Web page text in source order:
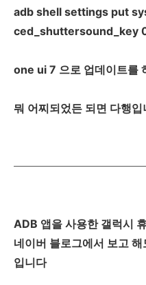
adb shell settings put
ced_shuttersound_key
one ui 7 으로 업데이트를
뭐 어찌되었든 되면 다행입
ADB 앱을 사용한 갤럭시
네이버 블로그에서 보고
입니다